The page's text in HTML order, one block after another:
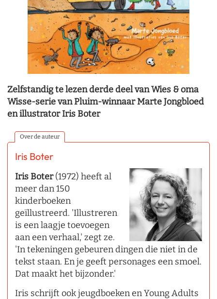
Zelfstandig te lezen derde deel van Wies & oma
Wisse-serie van Pluim-winnaar Marte Jongbloed
en illustrator Iris Boter
Over de auteur
Iris Boter
Iris Boter(1972) heeft al
meer dan 150
kinderboeken
geïllustreerd. 'Illustreren
is een laagje toevoegen
aan een verhaal,' zegt ze.
'In tekeningen gebeuren dingen die niet in de
tekst staan. En je geeft personages een smoel.
Dat maakt het bijzonder.'
Iris schrijft ook jeugdboeken en Young Adults